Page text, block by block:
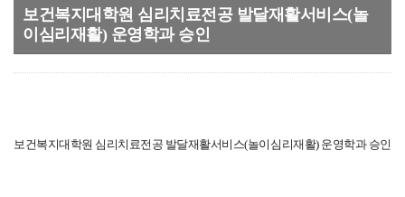
보건복지대학원 심리치료전공 발달재활서비스(놀
이심리재활) 운영학과 승인
보건복지대학원 심리치료전공 발달재활서비스(놀이심리재활) 운영학과 승인